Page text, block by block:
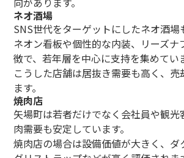
ネオ酒場
SNS世代をターゲットにしたネオ酒場
ネオン看板や個性的な内装、リーズナ
徴で、若年層を中心に支持を集めてい
こうした店舗は居抜き需要も高く、売
ます。
焼肉店
矢場町は若者だけでなく会社員や観光
肉需要も安定しています。
焼肉店の場合は設備価値が大きく、ダ